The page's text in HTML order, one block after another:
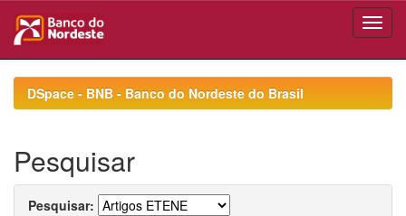
navigationDSpace - BNB - Banco do Nordeste do Brasil
Pesquisar
Pesquisar: